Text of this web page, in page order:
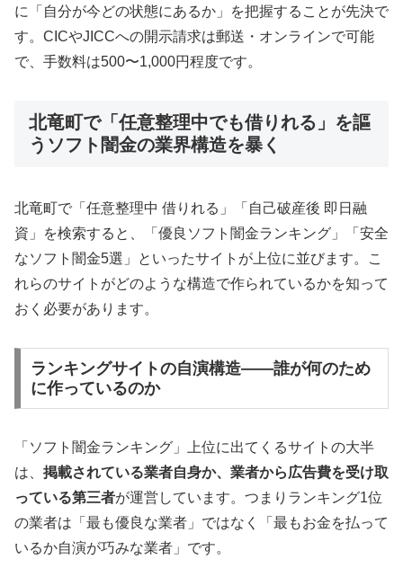
に「自分が今どの状態にあるか」を把握することが先決で
す。CICやJICCへの開示請求は郵送・オンラインで可能
で、手数料は500〜1,000円程度です。
北竜町で「任意整理中でも借りれる」を謳
うソフト闇金の業界構造を暴く
北竜町で「任意整理中 借りれる」「自己破産後 即日融
資」を検索すると、「優良ソフト闇金ランキング」「安全
なソフト闇金5選」といったサイトが上位に並びます。こ
れらのサイトがどのような構造で作られているかを知って
おく必要があります。
ランキングサイトの自演構造——誰が何のため
に作っているのか
「ソフト闇金ランキング」上位に出てくるサイトの大半
は、 掲載されている業者自身か、業者から広告費を受け取
っている第三者が運営しています。つまりランキング1位
の業者は「最も優良な業者」ではなく「最もお金を払って
いるか自演が巧みな業者」です。